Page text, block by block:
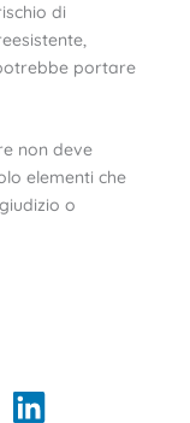
di
portare
non deve
elementi che
o